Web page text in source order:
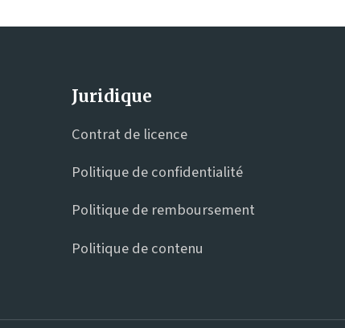
Juridique
Contrat de licence
Politique de confidentialité
Politique de remboursement
Politique de contenu